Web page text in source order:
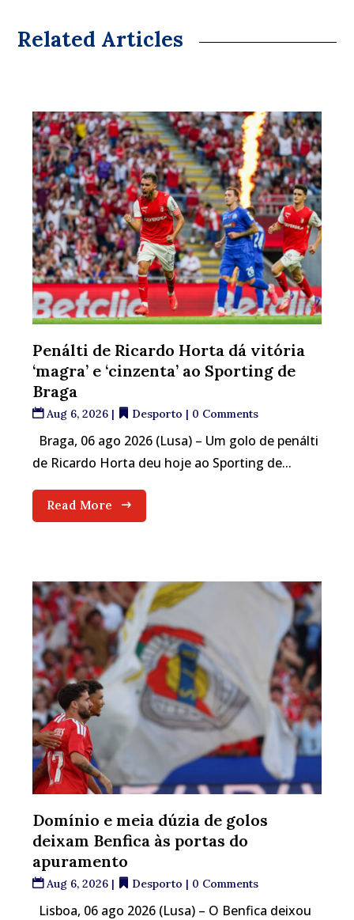
Related Articles
Penálti de Ricardo Horta dá vitória
‘magra’ e ‘cinzenta’ ao Sporting de
Braga
Aug 6, 2026 | Desporto | 0 Comments
Braga, 06 ago 2026 (Lusa) – Um golo de penálti
de Ricardo Horta deu hoje ao Sporting de...
Read More
Domínio e meia dúzia de golos
deixam Benfica às portas do
apuramento
Aug 6, 2026 | Desporto | 0 Comments
Lisboa, 06 ago 2026 (Lusa) – O Benfica deixou